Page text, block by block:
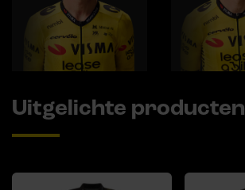
Uitgelichte producten